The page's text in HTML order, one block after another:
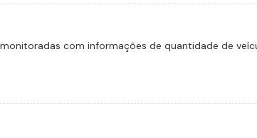
com informações de quantidade de